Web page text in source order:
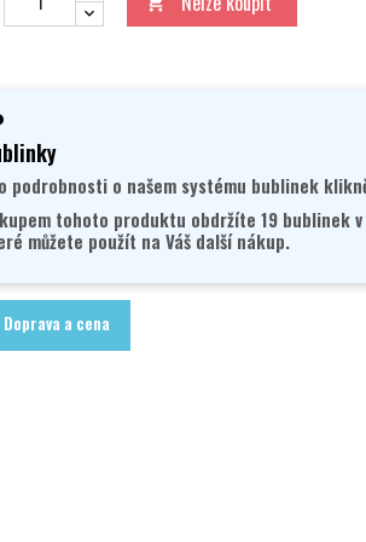
podrobnosti o našem systému bublinek
tohoto produktu obdržíte 19 bublinek v
můžete použít na Váš další nákup.
Doprava a cena